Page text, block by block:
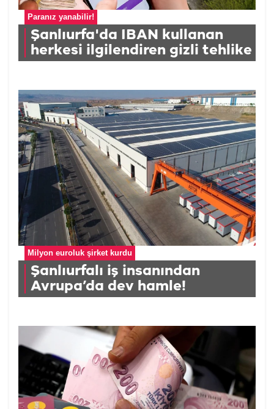
Paranız yanabilir!
Şanlıurfa'da IBAN kullanan
herkesi ilgilendiren gizli tehlike
Milyon euroluk şirket kurdu
Şanlıurfalı iş insanından
Avrupa’da dev hamle!